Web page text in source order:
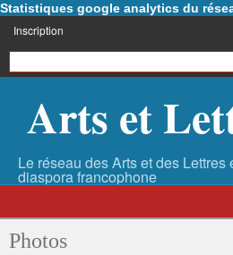
Statistiques google analytics du
Inscription
Arts et
Photos